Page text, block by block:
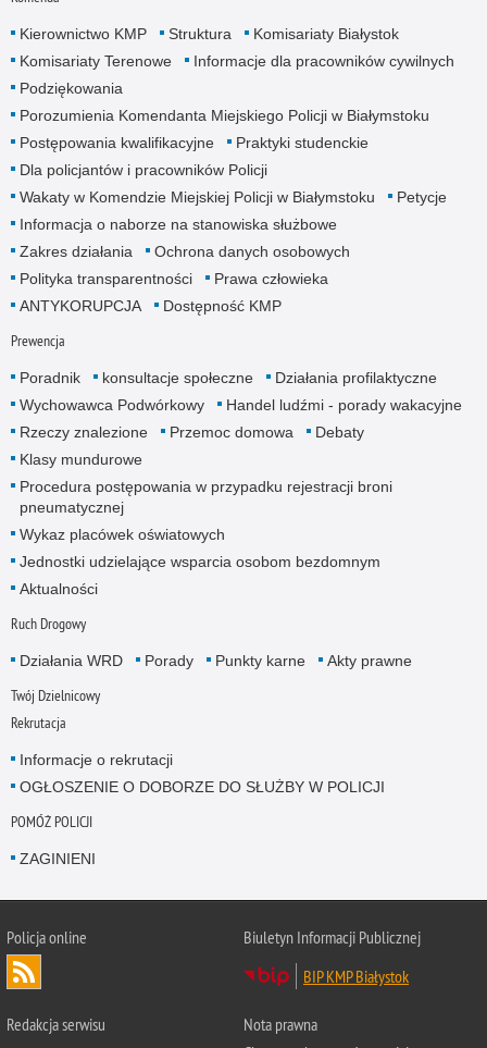
Kierownictwo KMP Struktura
Komisariaty Białystok
Komisariaty Terenowe
Informacje dla pracowników cywilnych
Podziękowania
Porozumienia Komendanta Miejskiego Policji w Białymstoku
Postępowania kwalifikacyjne
Praktyki studenckie
Dla policjantów i pracowników Policji
Wakaty w Komendzie Miejskiej Policji w Białymstoku
Petycje
Informacja o naborze na stanowiska służbowe
Zakres działania
Ochrona danych osobowych
Polityka transparentności
Prawa człowieka
ANTYKORUPCJA
Dostępność KMP
Prewencja
Poradnik konsultacje społeczne
Działania profilaktyczne
Wychowawca Podwórkowy
Handel ludźmi - porady wakacyjne
Rzeczy znalezione
Przemoc domowa
Debaty
Klasy mundurowe
Procedura postępowania w przypadku rejestracji broni
pneumatycznej
Wykaz placówek oświatowych
Jednostki udzielające wsparcia osobom bezdomnym
Aktualności
Ruch Drogowy
Działania WRD Porady Punkty karne Akty prawne
Twój Dzielnicowy
Rekrutacja
Informacje o rekrutacji
OGŁOSZENIE O DOBORZE DO SŁUŻBY W POLICJI
POMÓŻ POLICJI
ZAGINIENI
Policja online
Biuletyn Informacji Publicznej
BIP KMP Białystok
Redakcja serwisu
Nota prawna